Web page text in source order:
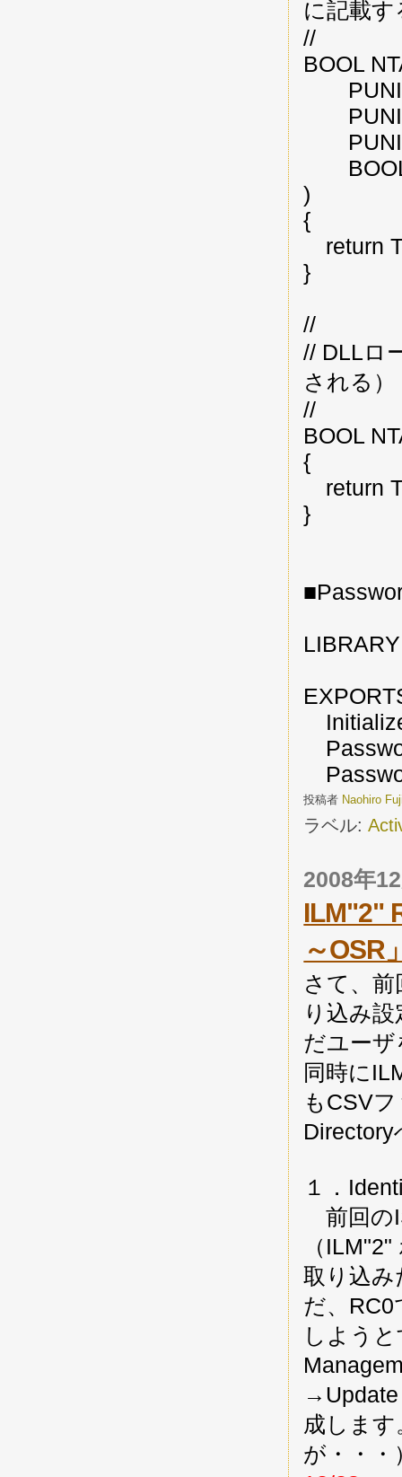
に記載す
//
BOOL
)
{
return
}
//
// DLLロ
される）
//
BOOL
{
return
}
投稿者 Naohiro
ラベル:
2008年
ILM"2"
～OSR
さて、
り込み
だユー
同時に
もCSV
１．
前回の
（
取り込
だ、
しよう
→Update
成しま
が・・・